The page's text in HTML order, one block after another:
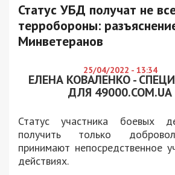
Статус УБД получат не
терробороны:
Минветеранов
25/04/2022 - 13:34
ЕЛЕНА КОВАЛЕНКО -
ДЛЯ 49000.COM.UA
Статус участника боевых
получить только
принимают непосредственное
действиях.